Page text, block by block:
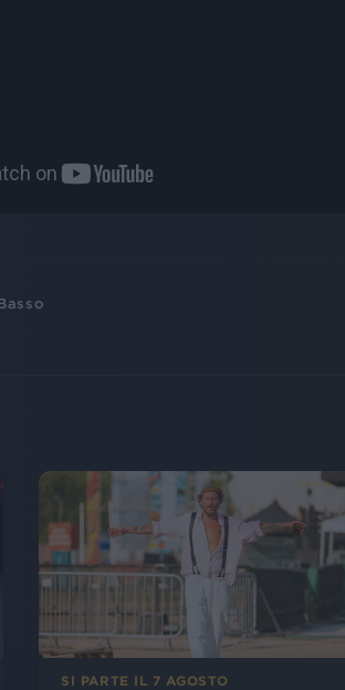
SI PARTE IL 7 AGOSTO